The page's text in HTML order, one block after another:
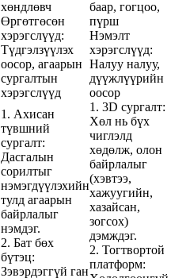
хөндлөвч
Өргөтгөсөн
хэрэгслүүд:
Түдгэлзүүлэх
оосор, агаарын
сургалтын
хэрэгслүүд
баар, гогцоо,
пүрш
Нэмэлт
хэрэгслүүд:
Налуу налуу,
дүүжлүүрийн
оосор
1. Ахисан
түвшний
сургалт:
Дасгалын
сорилтыг
нэмэгдүүлэхийн
тулд агаарын
байрлалыг
нэмдэг.
2. Бат бөх
бүтэц:
Зэвэрдэггүй ган
1. 3D сургалт:
Хөл нь бүх
чиглэлд
хөдөлж, олон
байрлалыг
(хэвтээ,
хажуугийн,
хазайсан,
зогсох)
дэмждэг.
2. Тогтвортой
платформ: